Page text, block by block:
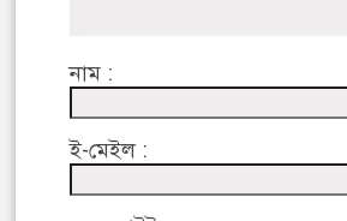
নাম :
ই-মেইল :